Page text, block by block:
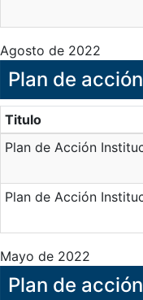
Agosto de 2022
Plan de
Titulo
Plan de Acción
Plan de Acción
Mayo de 2022
Plan de